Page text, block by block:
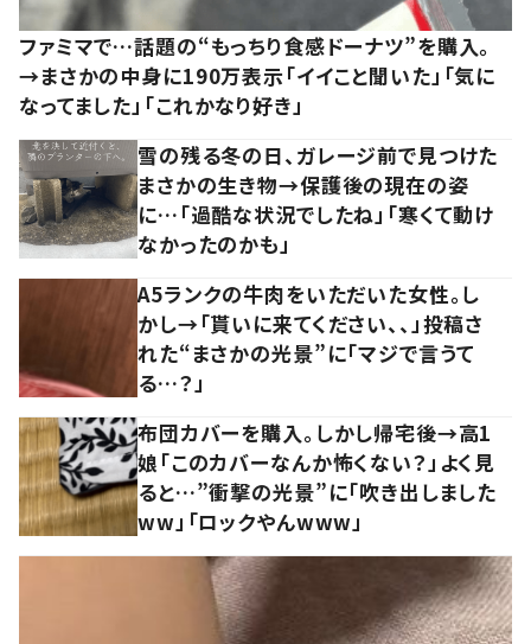
ファミマで…話題の“もっちり食感ドーナツ”を購入。
→まさかの中身に190万表示「イイこと聞いた」「気に
なってました」「これかなり好き」
雪の残る冬の日、ガレージ前で見つけた
まさかの生き物→保護後の現在の姿
に…「過酷な状況でしたね」「寒くて動け
なかったのかも」
A5ランクの牛肉をいただいた女性。し
かし→「貰いに来てください、、」投稿さ
れた“まさかの光景”に「マジで言うて
る…？」
布団カバーを購入。しかし帰宅後→高1
娘「このカバーなんか怖くない？」よく見
ると…”衝撃の光景”に「吹き出しました
ww」「ロックやんwww」